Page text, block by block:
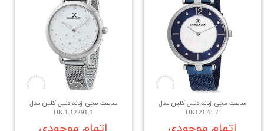
ساعت مچی زنانه دنیل کلین مدل
DK12178-7
ساعت مچی زنانه دنیل کلین مدل
DK.1.12291.1